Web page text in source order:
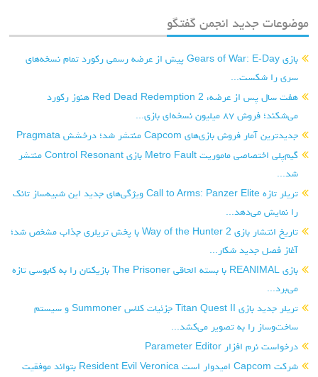
موضوعات جدید انجمن گفتگو
بازی Gears of War: E-Day پیش از عرضه رسمی رکورد تمام نسخه‌های
سری را شکست...
هفت سال پس از عرضه، Red Dead Redemption 2 هنوز رکورد
می‌شکند؛ فروش ۸۷ میلیون نسخه‌ای بازی...
جدیدترین آمار فروش بازی‌های Capcom منتشر شد؛ درخشش Pragmata
گیم‌پلی اختصاصی ماموریت Metro Fault بازی Control Resonant منتشر
شد...
تریلر تازه Call to Arms: Panzer Elite ویژگی‌های جدید این شبیه‌ساز تانک
را نمایش می‌دهد...
تاریخ انتشار بازی Way of the Hunter 2 با پخش تریلری جذاب مشخص شد؛
آغاز فصل جدید شکار...
بازی REANIMAL با بسته الحاقی The Prisoner بازیکنان را به کابوسی تازه
می‌برد...
تریلر جدید بازی Titan Quest II جزئیات کلاس Summoner و سیستم
ساخت‌وساز را به تصویر می‌کشد...
درخواست نرم افزار Parameter Editor
شرکت Capcom امیدوار است Resident Evil Veronica بتواند موفقیت